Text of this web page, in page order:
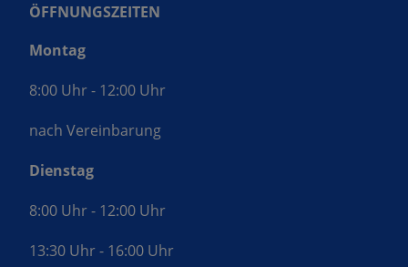
ÖFFNUNGSZEITEN
Montag
8:00 Uhr - 12:00 Uhr
nach Vereinbarung
Dienstag
8:00 Uhr - 12:00 Uhr
13:30 Uhr - 16:00 Uhr